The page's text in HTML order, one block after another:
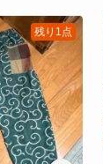
残り1点